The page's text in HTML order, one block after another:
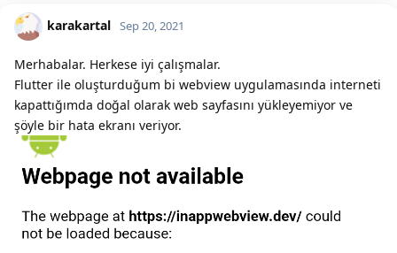
karakartal Sep 20, 2021
Merhabalar. Herkese iyi çalışmalar.
Flutter ile oluşturduğum bi webview uygulamasında interneti
kapattığımda doğal olarak web sayfasını yükleyemiyor ve
şöyle bir hata ekranı veriyor.